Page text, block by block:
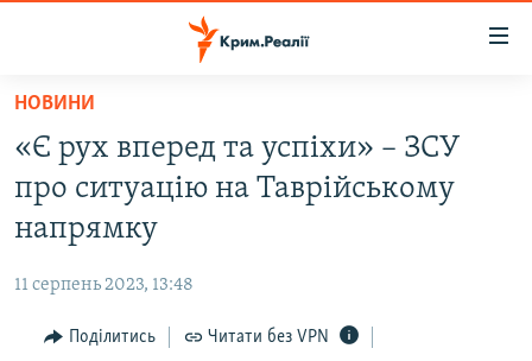
Перейти
основного
матеріалу
Перейти
до
основної
навігації
Перейти
ВОДА.КРИМ
ВІДЕО ТА ФОТО
БЛОГИ
ПОГЛЯД
НОВИНИ
«Є рух вперед та успіхи» – ЗСУ
про ситуацію на Таврійському
напрямку
11 серпень 2023, 13:48
Поділитись Читати без VPN